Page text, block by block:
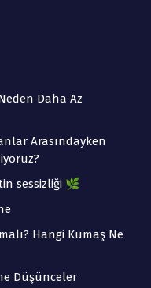
Daha Az
Arasındayken
sessizliği 🌿
Hangi Kumaş Ne
Düşünceler